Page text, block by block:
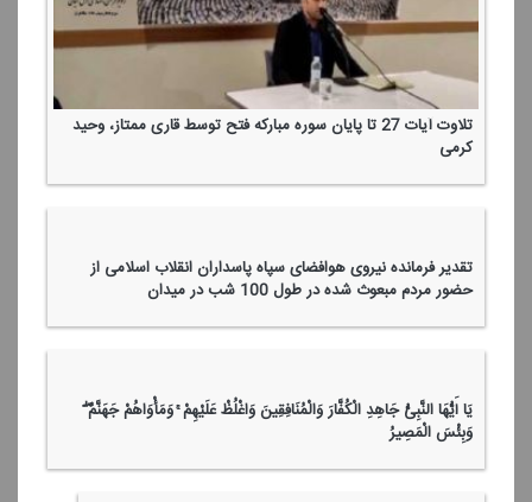
وَقَاتِلُوا فِی سَبِیلِ اللَّهِ الَّذِینَ یُقَاتِلُونَكُمْ وَلَا تَعْتَدُوا ۚ إِنَّ اللَّهَ لَا یُحِبُّ
الْمُعْتَدِینَ